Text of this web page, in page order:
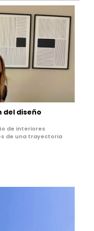
del diseño
de interiores
de una trayectoria